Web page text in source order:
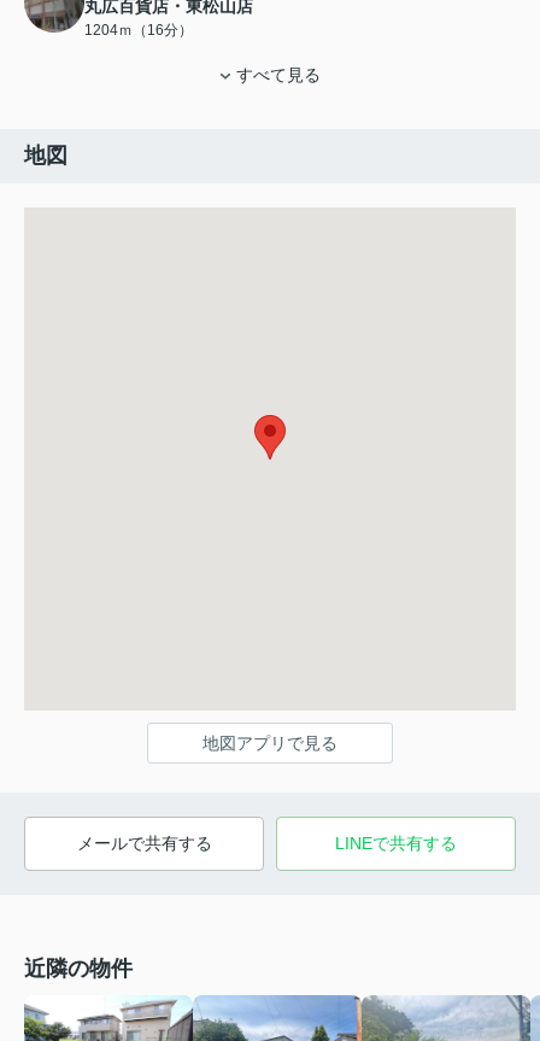
丸広百貨店・東松山店
1204ｍ（16分）
すべて見る
地図
地図アプリで見る
メールで共有する LINEで共有する
近隣の物件